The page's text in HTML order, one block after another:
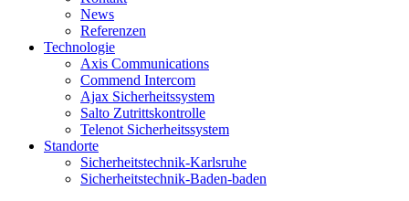
News
Referenzen
Technologie
Axis Communications
Commend Intercom
Ajax Sicherheitssystem​
Salto Zutrittskontrolle
Telenot Sicherheitssystem
Standorte
Sicherheitstechnik-Karlsruhe
Sicherheitstechnik-Baden-baden